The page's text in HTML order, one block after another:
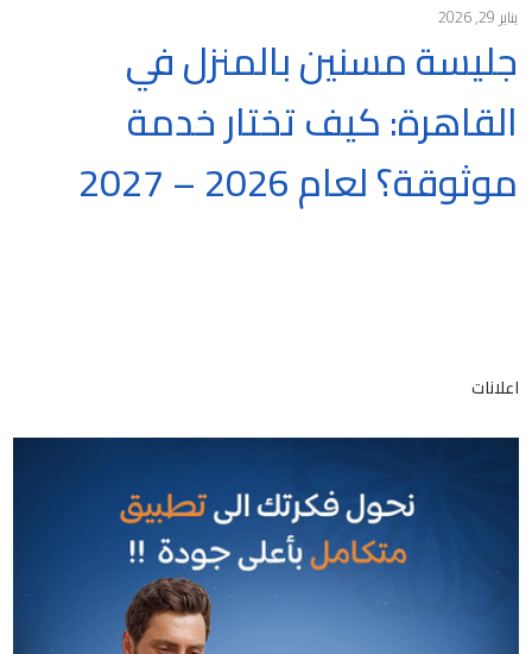
يناير 29, 2026
جليسة مسنين بالمنزل في
القاهرة: كيف تختار خدمة
موثوقة؟ لعام 2026 – 2027
اعلانات